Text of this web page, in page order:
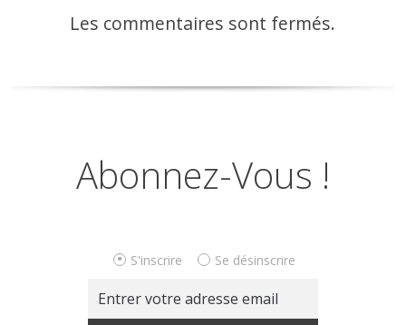
Les commentaires sont fermés.
Abonnez-Vous !
S'inscrire Se désinscrire